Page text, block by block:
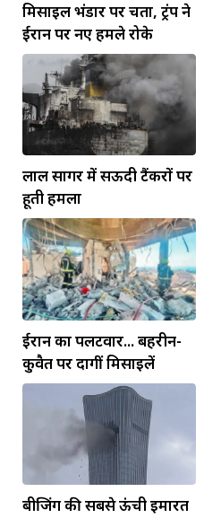
मिसाइल भंडार पर चिंता, ट्रंप ने
ईरान पर नए हमले रोके
लाल सागर में सऊदी टैंकरों पर
हूती हमला
ईरान का पलटवार... बहरीन-
कुवैत पर दागीं मिसाइलें
बीजिंग की सबसे ऊंची इमारत